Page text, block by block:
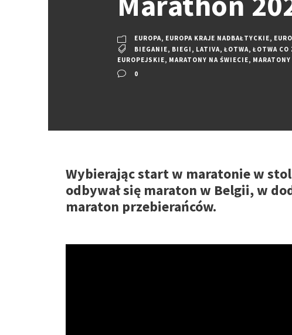
EUROPA, EUROPA KRAJE NADBAŁTYCKIE,
BIEGANIE, BIEGI , LATIVA, ŁOTWA, ŁOTWA CO
EUROPEJSKIE, MARATONY NA ŚWIECIE,
0
Wybierając start w maratonie w
odbywał się maraton w Belgii, w
maraton przebierańców.